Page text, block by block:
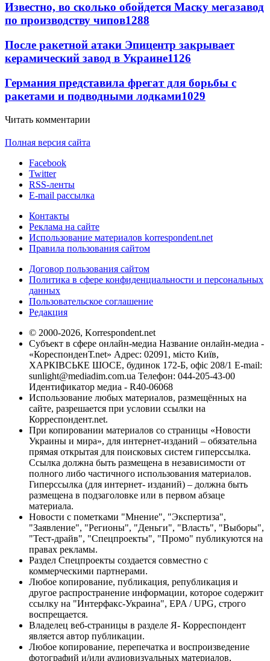
Известно, во сколько обойдется Маску мегазавод
по производству чипов1288
После ракетной атаки Эпицентр закрывает
керамический завод в Украине1126
Германия представила фрегат для борьбы с
ракетами и подводными лодками1029
Читать комментарии
Полная версия сайта
Facebook
Twitter
RSS-ленты
E-mail рассылка
Контакты
Реклама на сайте
Использование материалов korrespondent.net
Правила пользования сайтом
Договор пользования сайтом
Политика в сфере конфиденциальности и персональных
данных
Пользовательское соглашение
Редакция
© 2000-2026, Korrespondent.net
Субъект в сфере онлайн-медиа Название онлайн-медиа -
«КореспонденТ.net» Адрес: 02091, місто Київ,
ХАРКІВСЬКЕ ШОСЕ, будинок 172-Б, офіс 208/1 E-mail:
sunlight@mediadim.com.ua Телефон: 044-205-43-00
Идентификатор медиа - R40-06068
Использование любых материалов, размещённых на
сайте, разрешается при условии ссылки на
Корреспондент.net.
При копировании материалов со страницы «Новости
Украины и мира», для интернет-изданий – обязательна
прямая открытая для поисковых систем гиперссылка.
Ссылка должна быть размещена в независимости от
полного либо частичного использования материалов.
Гиперссылка (для интернет- изданий) – должна быть
размещена в подзаголовке или в первом абзаце
материала.
Новости с пометками "Мнение", "Экспертиза",
"Заявление", "Регионы", "Деньги", "Власть", "Выборы",
"Тест-драйв", "Спецпроекты", "Промо" публикуются на
правах рекламы.
Раздел Спецпроекты создается совместно с
коммерческими партнерами.
Любое копирование, публикация, републикация и
другое распространение информации, которое содержит
ссылку на "Интерфакс-Украина", EPA / UPG, строго
воспрещается.
Владелец веб-страницы в разделе Я- Корреспондент
является автор публикации.
Любое копирование, перепечатка и воспроизведение
фотографий и/или аудиовизуальных материалов,